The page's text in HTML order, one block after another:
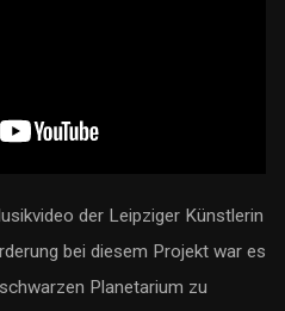
der Leipziger Künstlerin
bei diesem Projekt war es
Planetarium zu